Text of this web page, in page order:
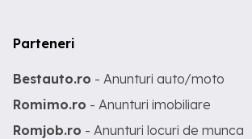
Parteneri
Bestauto.ro - Anunturi auto/moto
Romimo.ro - Anunturi imobiliare
Romjob.ro - Anunturi locuri de munca